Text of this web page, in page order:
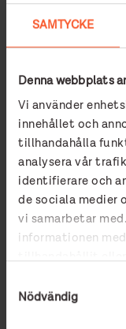
SAMTYCKE
Denna webbplats
Vi använder
innehållet och
tillhandahålla
analysera vår
identifierare och
de sociala medier
vi samarbetar
informationen
Nödvändig
Soppmässan
Välkommen på
🕒 Tisdagar kl. 18.00
Mötesplats
En mötesplats för
och vara med i
📍Fjällblomman 10 >
📞0705-57 66 41
Kontakt:
Café Maja
kvinnor. Vid varje